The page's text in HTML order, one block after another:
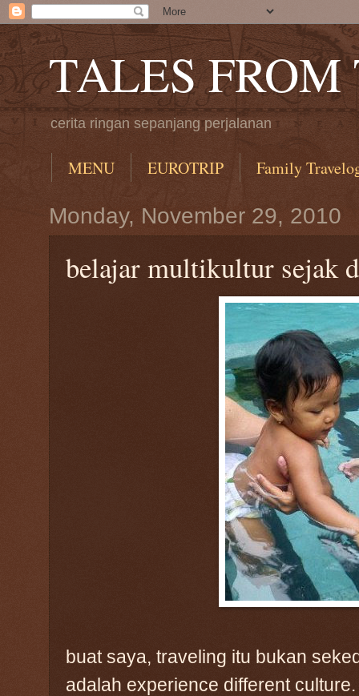
TALES FROM
cerita ringan sepanjang perjalanan
MENU EUROTRIP Family
Monday, November 29, 2010
belajar multikultur sejak
buat saya, traveling itu bukan
adalah experience different